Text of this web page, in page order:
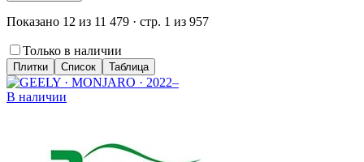
Показано 12 из 11 479 · стр. 1 из 957
Только в наличии
Плитки Список Таблица
В наличии